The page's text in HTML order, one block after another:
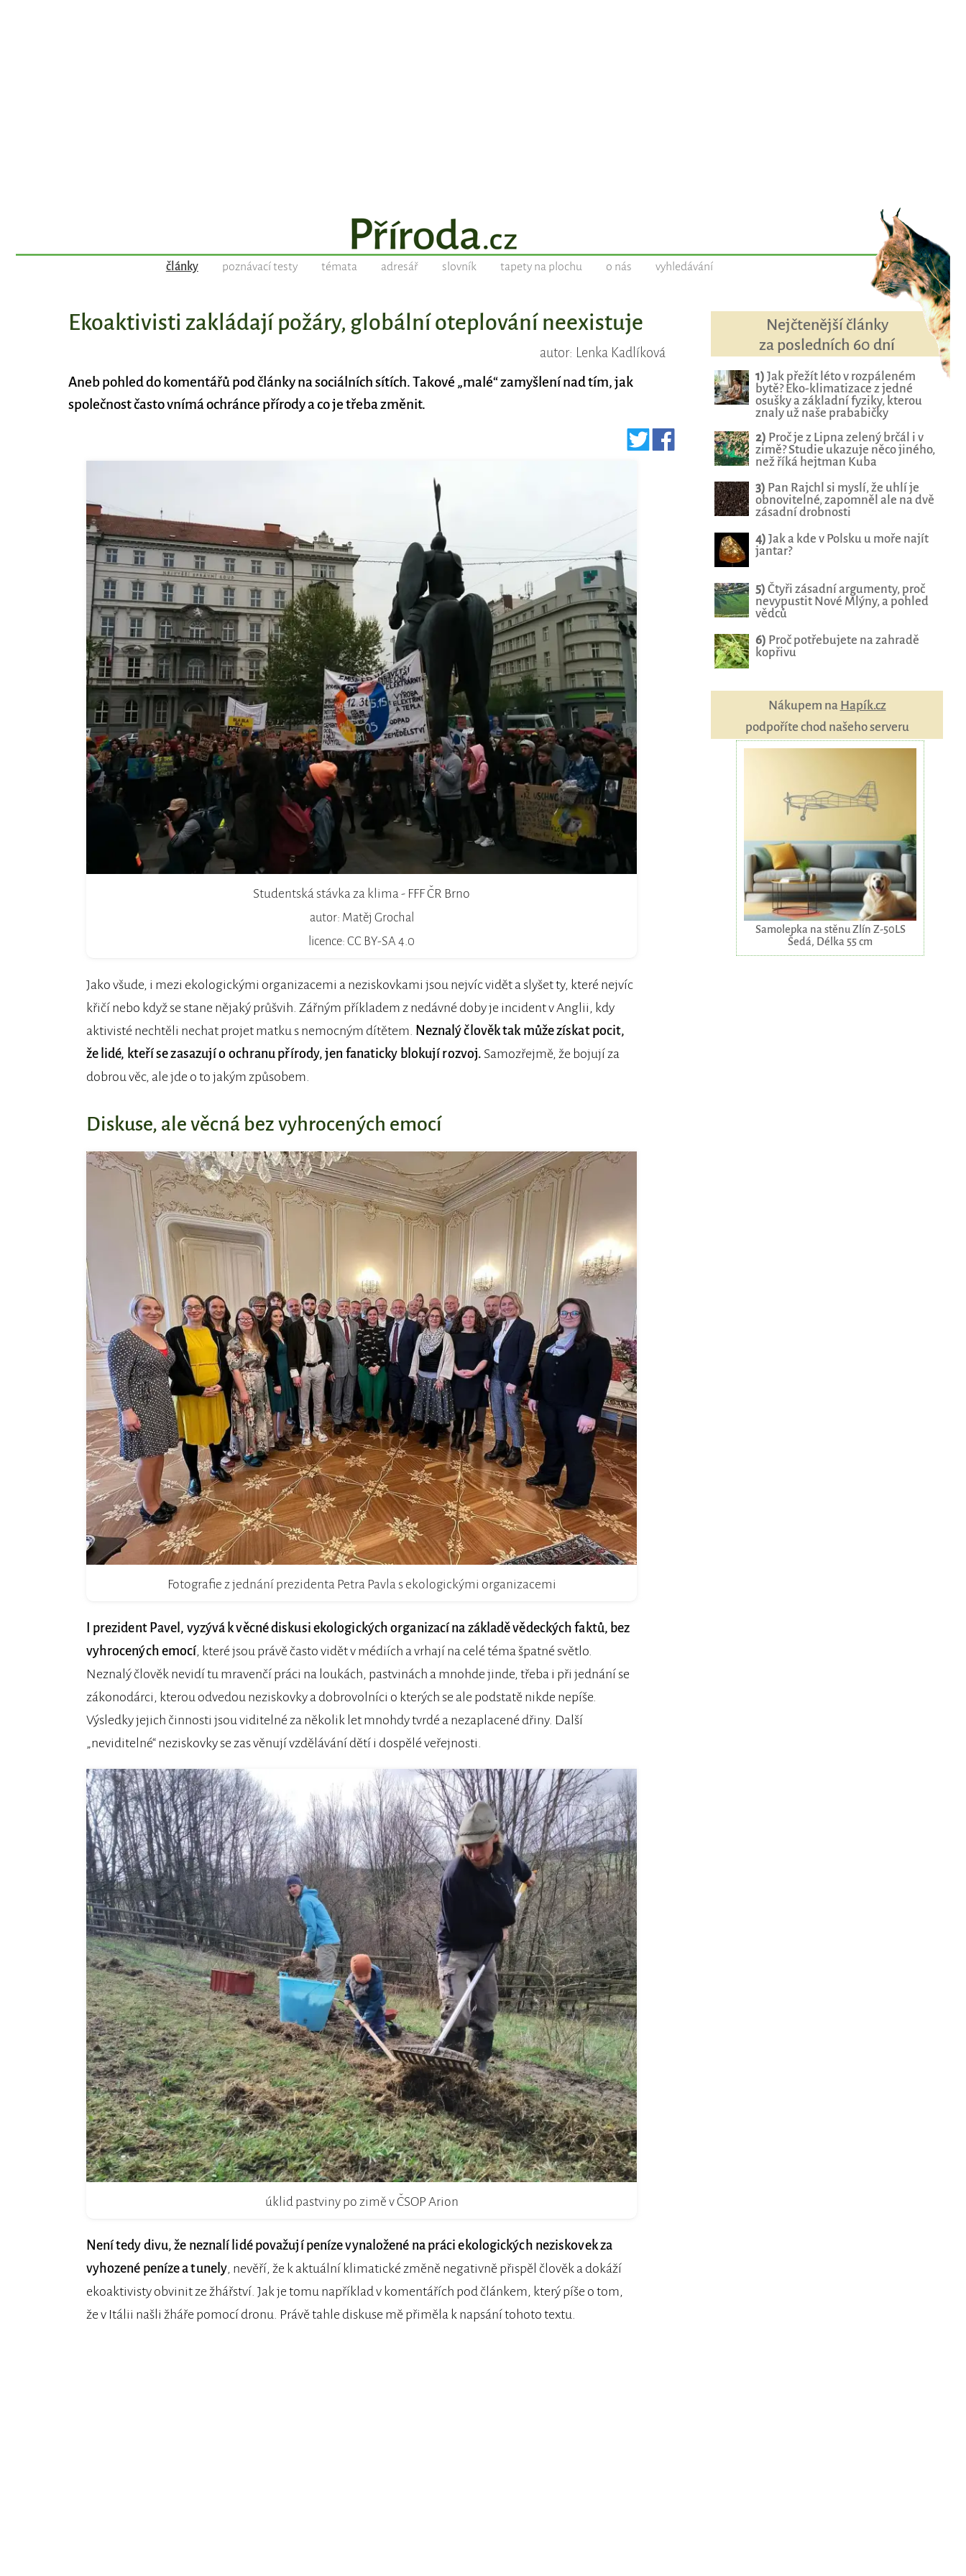
články poznávací testy témata adresář slovník tapety na plochu o nás vyhledávání
Ekoaktivisti zakládají požáry, globální oteplování neexistuje
autor: Lenka Kadlíková
Aneb pohled do komentářů pod články na sociálních sítích. Takové „malé“ zamyšlení nad tím, jak
společnost často vnímá ochránce přírody a co je třeba změnit.
Studentská stávka za klima - FFF ČR Brno
autor: Matěj Grochal
licence: CC BY-SA 4.0
Jako všude, i mezi ekologickými organizacemi a neziskovkami jsou nejvíc vidět a slyšet ty, které nejvíc
křičí nebo když se stane nějaký průšvih. Zářným příkladem z nedávné doby je incident v Anglii, kdy
aktivisté nechtěli nechat projet matku s nemocným dítětem. Neznalý člověk tak může získat pocit,
že lidé, kteří se zasazují o ochranu přírody, jen fanaticky blokují rozvoj. Samozřejmě, že bojují za
dobrou věc, ale jde o to jakým způsobem.
Diskuse, ale věcná bez vyhrocených emocí
Fotografie z jednání prezidenta Petra Pavla s ekologickými organizacemi
I prezident Pavel, vyzývá k věcné diskusi ekologických organizací na základě vědeckých faktů, bez
vyhrocených emocí, které jsou právě často vidět v médiích a vrhají na celé téma špatné světlo.
Neznalý člověk nevidí tu mravenčí práci na loukách, pastvinách a mnohde jinde, třeba i při jednání se
zákonodárci, kterou odvedou neziskovky a dobrovolníci o kterých se ale podstatě nikde nepíše.
Výsledky jejich činnosti jsou viditelné za několik let mnohdy tvrdé a nezaplacené dřiny. Další
„neviditelné“ neziskovky se zas věnují vzdělávání dětí i dospělé veřejnosti.
úklid pastviny po zimě v ČSOP Arion
Není tedy divu, že neznalí lidé považují peníze vynaložené na práci ekologických neziskovek za
vyhozené peníze a tunely, nevěří, že k aktuální klimatické změně negativně přispěl člověk a dokáží
ekoaktivisty obvinit ze žhářství. Jak je tomu například v komentářích pod článkem, který píše o tom,
že v Itálii našli žháře pomocí dronu. Právě tahle diskuse mě přiměla k napsání tohoto textu.
Nejčtenější články
za posledních 60 dní
1) Jak přežít léto v rozpáleném
bytě? Eko-klimatizace z jedné
osušky a základní fyziky, kterou
znaly už naše prababičky
2) Proč je z Lipna zelený brčál i v
zimě? Studie ukazuje něco jiného,
než říká hejtman Kuba
3) Pan Rajchl si myslí, že uhlí je
obnovitelné, zapomněl ale na dvě
zásadní drobnosti
4) Jak a kde v Polsku u moře najít
jantar?
5) Čtyři zásadní argumenty, proč
nevypustit Nové Mlýny, a pohled
vědců
6) Proč potřebujete na zahradě
kopřivu
Nákupem na Hapík.cz
podpoříte chod našeho serveru
Samolepka na stěnu Zlín Z-50LS
Šedá, Délka 55 cm